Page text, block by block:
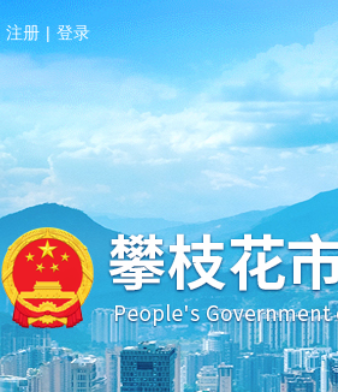
注册 | 登录